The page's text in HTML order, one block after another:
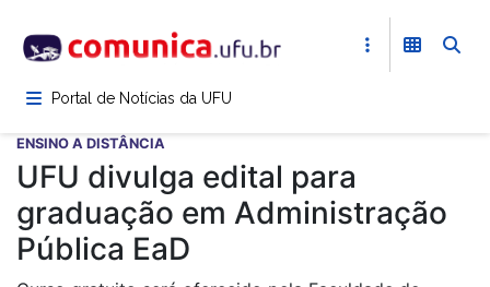
para
conteúdoPortal de Notícias da UFU
ENSINO A DISTÂNCIA
UFU divulga edital para
graduação em Administração
Pública EaD